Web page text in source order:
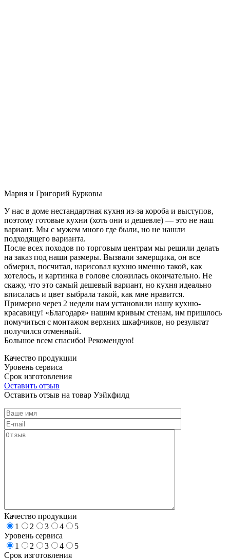
Мария и Григорий Бурковы
У нас в доме нестандартная кухня из-за короба и выступов,
поэтому готовые кухни (хоть они и дешевле) — это не наш
вариант. Мы с мужем много где были, но не нашли
подходящего варианта.
После всех походов по торговым центрам мы решили делать
на заказ под наши размеры. Вызвали замерщика, он все
обмерил, посчитал, нарисовал кухню именно такой, как
хотелось, и картинка в голове сложилась окончательно. Не
скажу, что это самый дешевый вариант, но кухня идеально
вписалась и цвет выбрала такой, как мне нравится.
Примерно через 2 недели нам установили нашу кухню-
красавицу! «Благодаря» нашим кривым стенам, им пришлось
помучиться с монтажом верхних шкафчиков, но результат
получился отменный.
Большое всем спасибо! Рекомендую!
Качество продукции
Уровень сервиса
Срок изготовления
Оставить отзыв
Оставить отзыв на товар Уэйкфилд
Качество продукции
1
2 3 4
5
Уровень сервиса
1
2 3 4
5
Срок изготовления